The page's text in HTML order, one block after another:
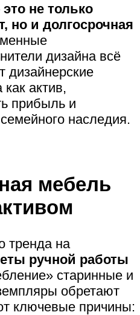
не только
но и долгосрочная
дизайна всё
дизайнерские
актив,
прибыль и
наследия.
мебель
тренда на
ручной работы
старинные и
обретают
ключевые причины: